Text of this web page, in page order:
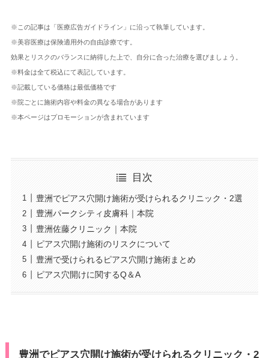
※この記事は「医療広告ガイドライン」に沿って執筆しています。
※美容医療は保険適用外の自由診療です。
効果とリスクのバランスに納得した上で、自分に合った治療を選びましょう。
※料金は全て税込にて表記しています。
※記載している価格は最低価格です
※院ごとに施術内容や料金の異なる場合があります
※本ページはプロモーションが含まれています
目次
豊洲でピアス穴開け施術が受けられるクリニック・2選
豊洲パークシティ皮膚科｜本院
豊洲佐藤クリニック｜本院
ピアス穴開け施術のリスクについて
豊洲で受けられるピアス穴開け施術まとめ
ピアス穴開けに関するQ＆A
豊洲でピアス穴開け施術が受けられるクリニック・2